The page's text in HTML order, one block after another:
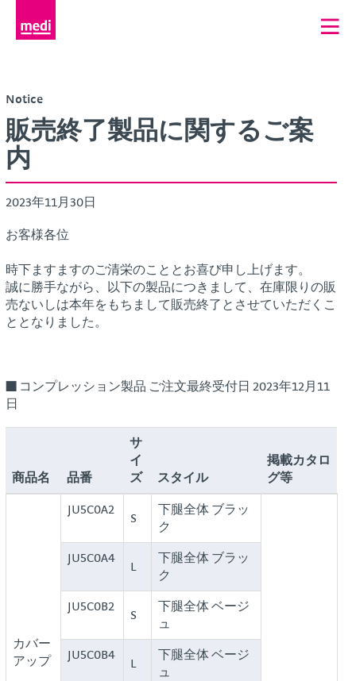
Notice
販売終了製品に関するご案
内
2023年11月30日
お客様各位
時下ますますのご清栄のこととお喜び申し上げます。
誠に勝手ながら、以下の製品につきまして、在庫限りの販
売ないしは本年をもちまして販売終了とさせていただくこ
ととなりました。
■ コンプレッション製品 ご注文最終受付日 2023年12月11
日
商品名 品番
サ
イ
ズ
スタイル
掲載カタロ
グ等
カバー
アップ
JU5C0A2
S
下腿全体 ブラッ
ク
JU5C0A4
L
下腿全体 ブラッ
ク
JU5C0B2
S
下腿全体 ベージ
ュ
JU5C0B4
L
下腿全体 ベージ
ュ